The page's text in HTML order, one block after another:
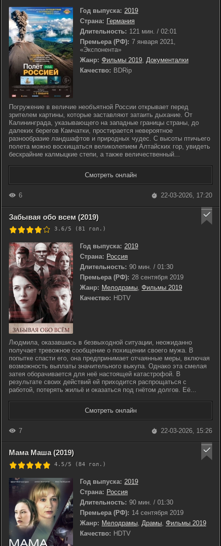
Год выпуска: 2019
Страна: Германия
Длительность: 121 мин. / 02:01
Премьера (РФ): 7 января 2021,
«Экспонента»
Жанр: Фильмы 2019, Документалки
Качество: BDRip
Погружение в величие необъятной России открывает перед
зрителем картины, которые заставляют затаить дыхание. От
Калининграда, указывающего на западные границы страны, до
далеких берегов Камчатки, простирается невероятное
разнообразие ландшафтов и природных чудес. С высоты птичьего
полета можно восхищаться великолепием Алтайских гор, увидеть
бескрайние калмыцкие степи, а также величественный...
Смотреть онлайн
6 22-03-2026, 17:20
Забывая обо всем (2019)
3.6/5 (81 гол.)
Год выпуска: 2019
Страна: Россия
Длительность: 90 мин. / 01:30
Премьера (РФ): 28 сентября 2019
Жанр: Мелодрамы, Фильмы 2019
Качество: HDTV
Людмила, оказавшись в безвыходной ситуации, неожиданно
получает тревожное сообщение о похищении своего мужа. В
попытке спасти его, она предпринимает отчаянные меры, включая
возможность выплаты значительного выкупа. Однако эта смелая
затея оборачивается для неё настоящей катастрофой. В
результате своих действий ей приходится распрощаться с
работой, потерять жильё и оказаться под гнётом долгов. Её...
Смотреть онлайн
7 22-03-2026, 15:26
Мама Маша (2019)
4.5/5 (84 гол.)
Год выпуска: 2019
Страна: Россия
Длительность: 90 мин. / 01:30
Премьера (РФ): 14 сентября 2019
Жанр: Мелодрамы, Драмы, Фильмы 2019
Качество: HDTV